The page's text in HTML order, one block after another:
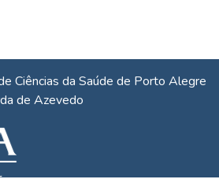
Ciências da Saúde de Porto Alegre
de Azevedo